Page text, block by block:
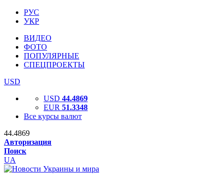
РУС
УКР
ВИДЕО
ФОТО
ПОПУЛЯРНЫЕ
СПЕЦПРОЕКТЫ
USD
USD 44.4869
EUR 51.3348
Все курсы валют
44.4869
Авторизация
Поиск
UA